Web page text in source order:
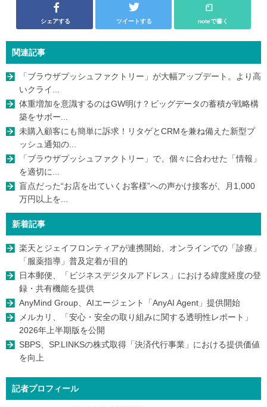
シェアする ツイートする noteで書く
関連記事
「ブラウザプッシュファクトリー」が大幅アップデート。より高
いクライ...
体重増加を意識するのはGW明け？ビッグデータの蓄積が戦略構
築をサポー...
未購入顧客にも簡単に訴求！リタゲとCRMを兼ね備えた新型プ
ッシュ通知の...
「ブラウザプッシュファクトリー」で、個々に合わせた「情報」
を適切に...
盲点だった“お店を出ていくお客様”への声かけ接客が、月1,000
万円以上を...
新着記事
楽天とジェイフロンティアが連携開始、オンラインでの「診療」
「服薬指導」普及定着が目的
日本郵便、「ビジネスデジタルアドレス」における緯度経度の登
録・共有機能を提供
AnyMind Group、AIエージェント「AnyAI Agent」提供開始
メルカリ、「安心・安全の取り組みに関する透明性レポート」
2026年上半期版を公開
SBPS、SP.LINKSの株式取得「決済代行事業」における提供価値
を向上
記者プロフィール